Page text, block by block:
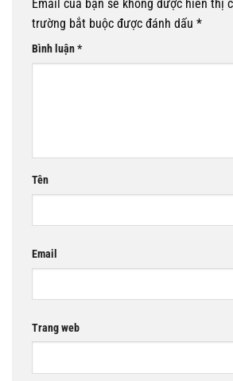
Email của bạn sẽ không được hiển thị
trường bắt buộc được đánh dấu *
Bình luận*
Tên
Email
Trang web